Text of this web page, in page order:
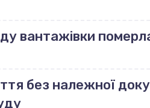
вантажівки
без належної